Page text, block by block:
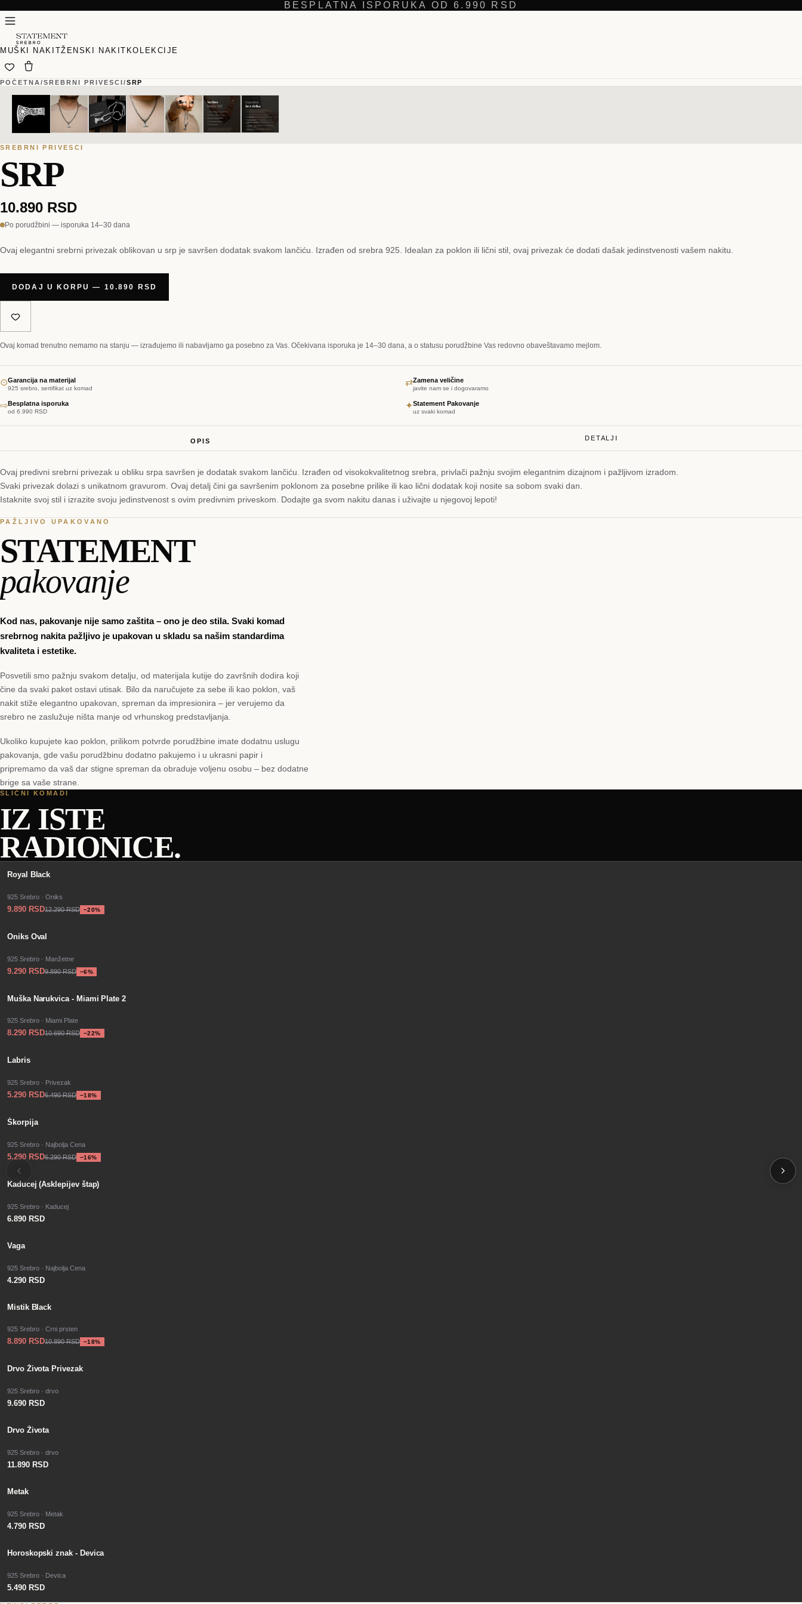
BESPLATNA ISPORUKA OD 6.990 RSD
MUŠKI NAKITŽENSKI NAKIT KOLEKCIJE
POČETNA /SREBRNI PRIVESCI/SRP
SREBRNI PRIVESCI
SRP
10.890 RSD
Po porudžbini — isporuka 14–30 dana
Ovaj elegantni srebrni privezak oblikovan u srp je savršen dodatak svakom lančiću. Izrađen od srebra 925. Idealan za poklon ili lični stil, ovaj privezak će dodati dašak jedinstvenosti vašem nakitu.
DODAJ U KORPU — 10.890 RSD
Ovaj komad trenutno nemamo na stanju — izrađujemo ili nabavljamo ga posebno za Vas. Očekivana isporuka je 14–30 dana, a o statusu porudžbine Vas redovno obaveštavamo mejlom.
⊙Garancija na materijal
925 srebro, sertifikat uz komad
⇄Zamena veličine
javite nam se i dogovaramo
⇨Besplatna isporuka
od 6.990 RSD
✦Statement Pakovanje
uz svaki komad
OPIS DETALJI
Ovaj predivni srebrni privezak u obliku srpa savršen je dodatak svakom lančiću. Izrađen od visokokvalitetnog srebra, privlači pažnju svojim elegantnim dizajnom i pažljivom izradom.
Svaki privezak dolazi s unikatnom gravurom. Ovaj detalj čini ga savršenim poklonom za posebne prilike ili kao lični dodatak koji nosite sa sobom svaki dan.
Istaknite svoj stil i izrazite svoju jedinstvenost s ovim predivnim priveskom. Dodajte ga svom nakitu danas i uživajte u njegovoj lepoti!
PAŽLJIVO UPAKOVANO
STATEMENT
pakovanje
Kod nas, pakovanje nije samo zaštita – ono je deo stila. Svaki komad
srebrnog nakita pažljivo je upakovan u skladu sa našim standardima
kvaliteta i estetike.
Posvetili smo pažnju svakom detalju, od materijala kutije do završnih dodira koji
čine da svaki paket ostavi utisak. Bilo da naručujete za sebe ili kao poklon, vaš
nakit stiže elegantno upakovan, spreman da impresionira – jer verujemo da
srebro ne zaslužuje ništa manje od vrhunskog predstavljanja.
Ukoliko kupujete kao poklon, prilikom potvrde porudžbine imate dodatnu uslugu
pakovanja, gde vašu porudžbinu dodatno pakujemo i u ukrasni papir i
pripremamo da vaš dar stigne spreman da obraduje voljenu osobu – bez dodatne
brige sa vaše strane.
SLIČNI KOMADI
IZ ISTE
RADIONICE.
−20%
SALE
Royal Black
925 Srebro · Oniks
9.890 RSD12.290 RSD −20%
−6%
SALE
Oniks Oval
925 Srebro · Manžetne
9.290 RSD9.890 RSD −6%
−22%
SALE
Muška Narukvica - Miami Plate 2
925 Srebro · Miami Plate
8.290 RSD10.690 RSD −22%
−18%
SALE
Labris
925 Srebro · Privezak
5.290 RSD6.490 RSD −18%
−16%
SALE
Škorpija
925 Srebro · Najbolja Cena
5.290 RSD6.290 RSD −16%
Kaducej (Asklepijev štap)
925 Srebro · Kaducej
6.890 RSD
Vaga
925 Srebro · Najbolja Cena
4.290 RSD
−18%
SALE
Mistik Black
925 Srebro · Crni prsten
8.890 RSD10.890 RSD −18%
PO PORUDŽBINI
Drvo Života Privezak
925 Srebro · drvo
9.690 RSD
Drvo Života
925 Srebro · drvo
11.890 RSD
PO PORUDŽBINI
Metak
925 Srebro · Metak
4.790 RSD
Horoskopski znak - Devica
925 Srebro · Devica
5.490 RSD